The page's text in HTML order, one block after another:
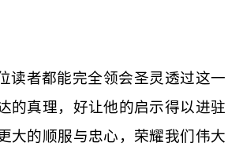
读者都能完全领会圣灵透过这一
的真理，好让他的启示得以进驻
大的顺服与忠心，荣耀我们伟大